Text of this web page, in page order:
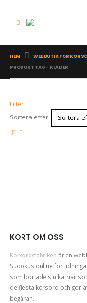
HEM
WEBBUTIK FÖR
PRODUKT TAG - KLÄDER
Filter
Sortera efter:
KORT OM OSS
Korsordsfabriken är en
Sudokus online för
som började sin karriär
de flesta korsord och gör
begäran.